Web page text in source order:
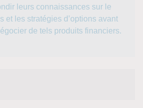
leurs connaissances sur le
et les stratégies d’options avant
de tels produits financiers.